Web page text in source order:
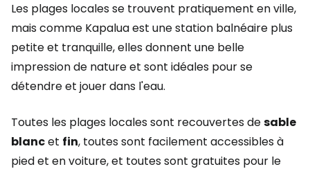
Les plages locales se trouvent pratiquement en ville,
mais comme Kapalua est une station balnéaire plus
petite et tranquille, elles donnent une belle
impression de nature et sont idéales pour se
détendre et jouer dans l'eau.
Toutes les plages locales sont recouvertes desable
blancet fin, toutes sont facilement accessibles à
pied et en voiture, et toutes sont gratuites pour le